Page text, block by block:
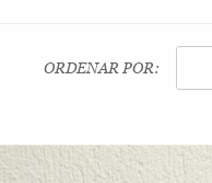
ORDENAR POR